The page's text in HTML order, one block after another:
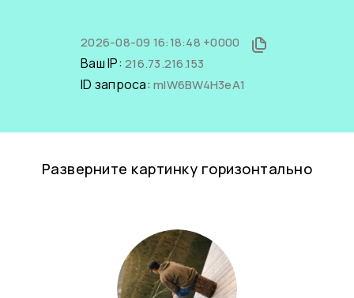
2026-08-09 16:18:48 +0000
Ваш IP: 216.73.216.153
ID запроса: mIW6BW4H3eA1
Разверните картинку горизонтально